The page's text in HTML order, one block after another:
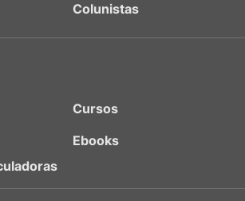
Colunistas
Cursos
Ebooks